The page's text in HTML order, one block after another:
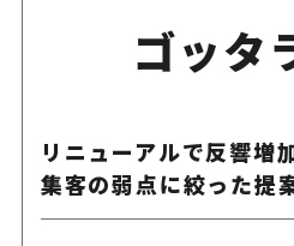
ゴッタ
リニューアルで反響増
集客の弱点に絞った提